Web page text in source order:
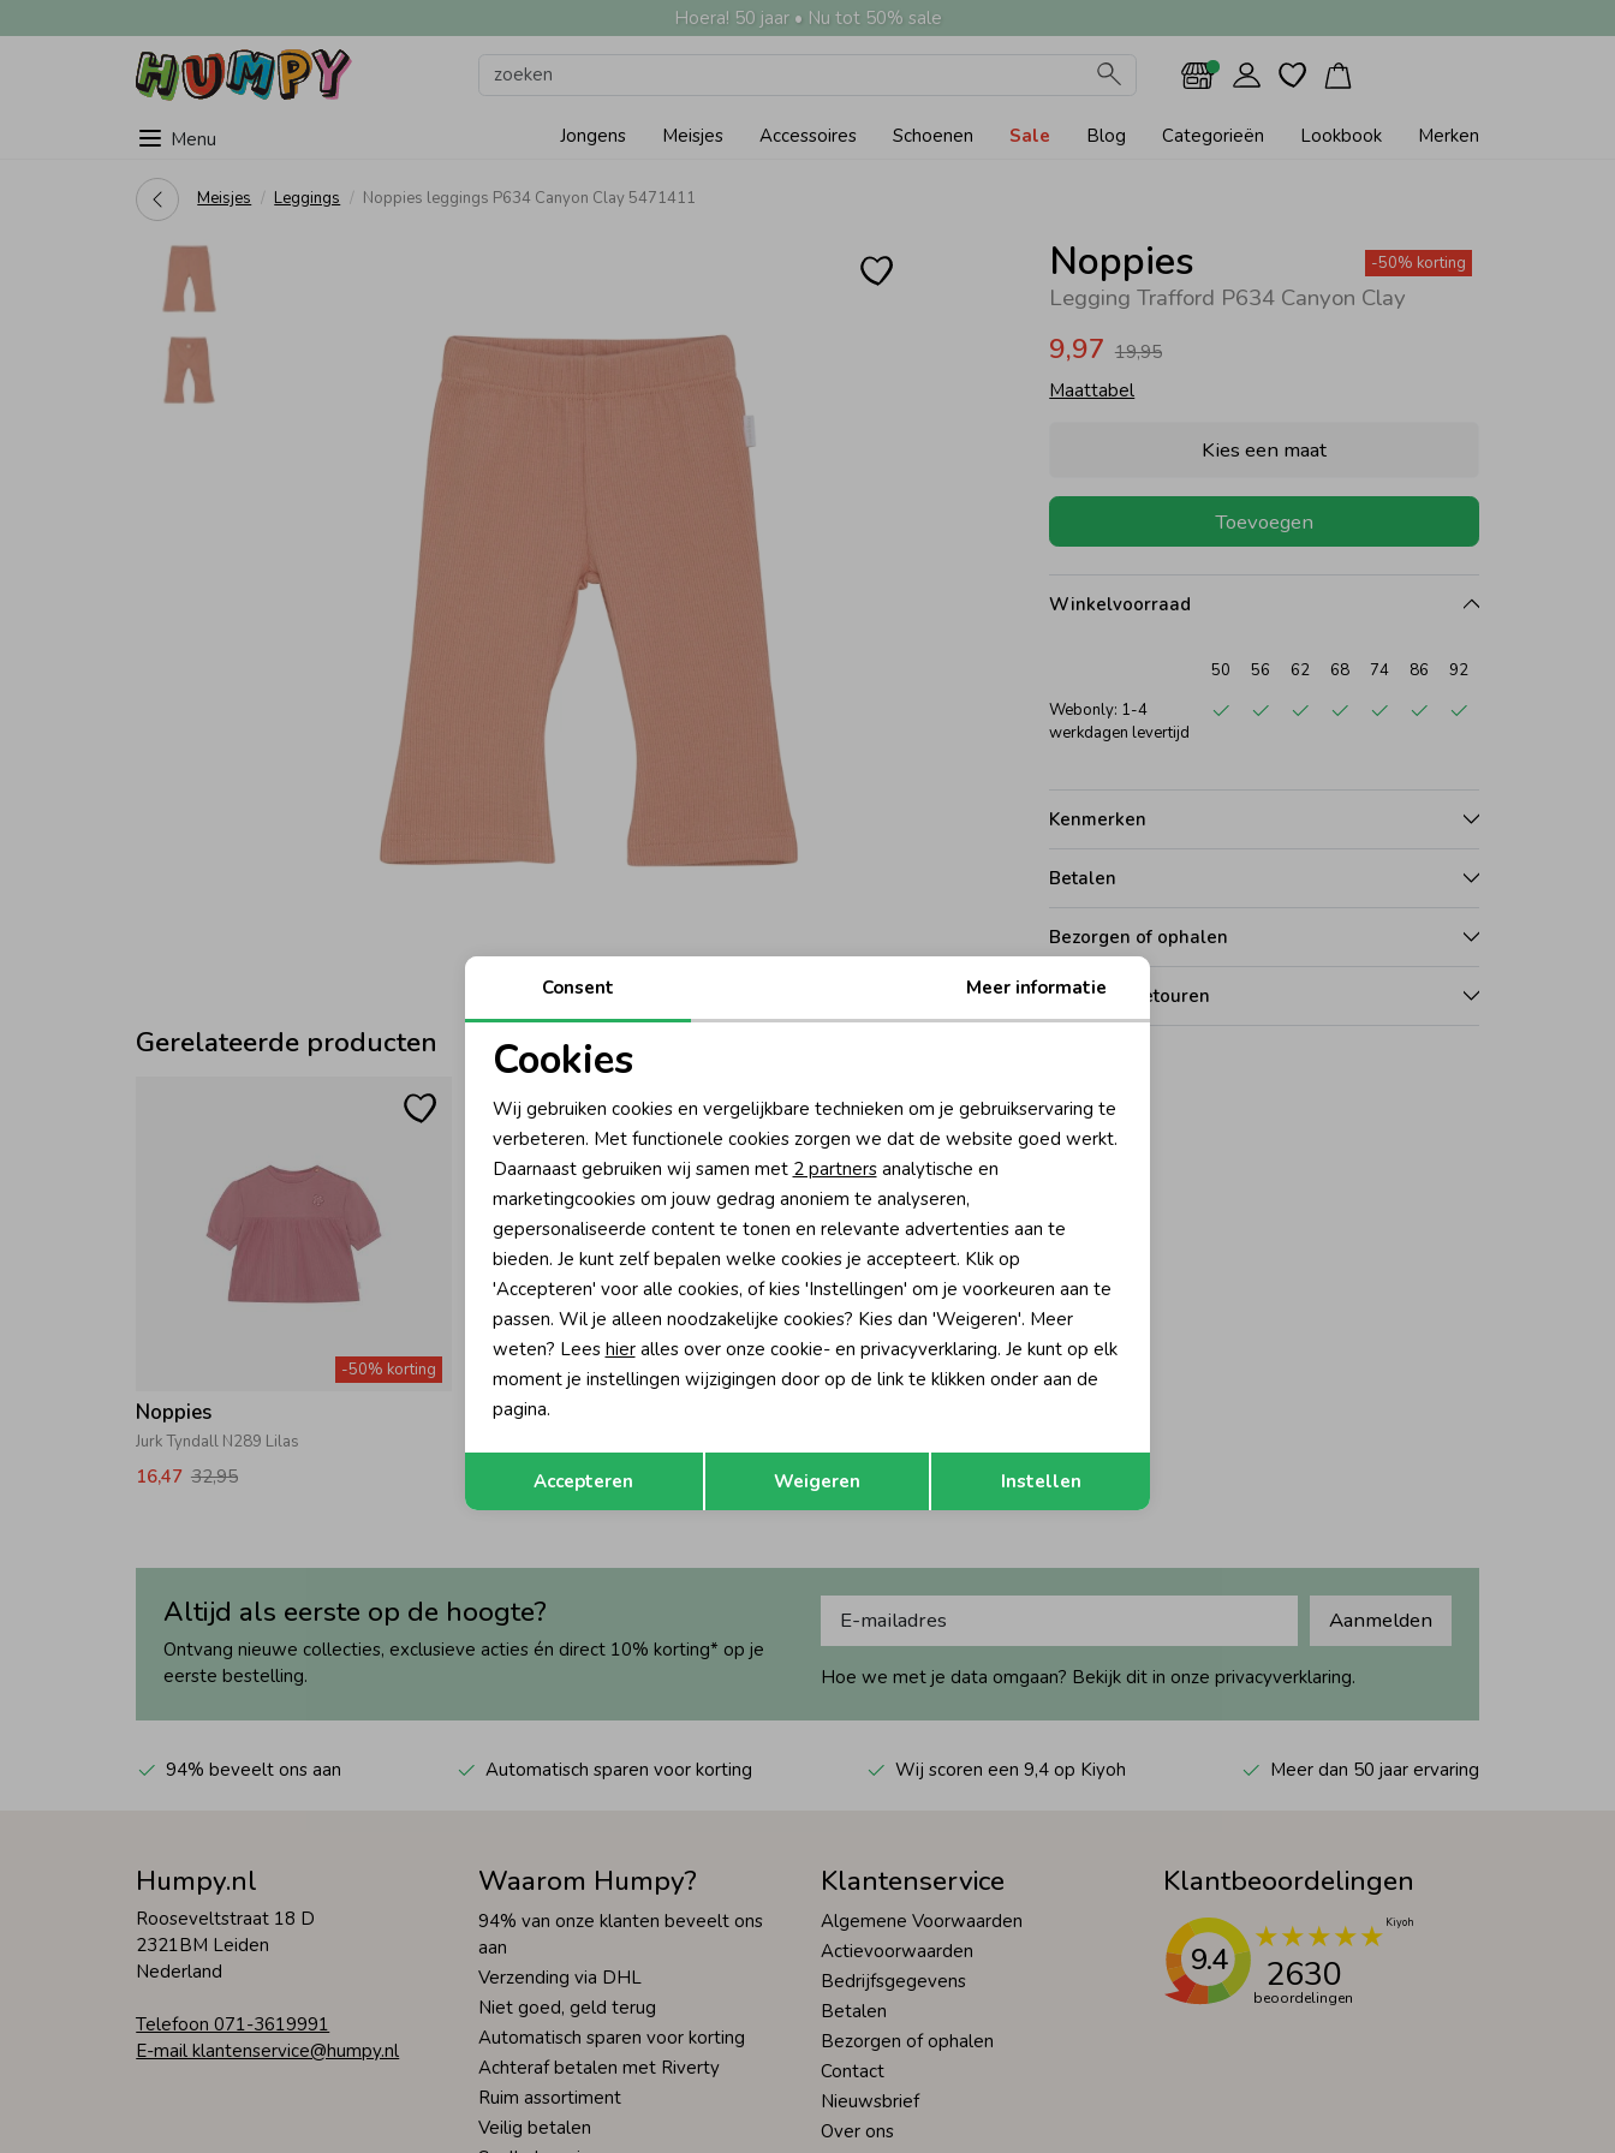
Hoera! 50 jaar • Nu tot 50% sale
Menu Jongens Meisjes Accessoires Schoenen Sale Blog Categorieën Lookbook Merken
Meisjes Leggings Noppies leggings P634 Canyon Clay 5471411
Noppies
Legging Trafford P634 Canyon Clay
-50% korting
9,97 19,95
Maattabel
Kies een maat
Toevoegen
Winkelvoorraad
50 56 62 68 74 86
92
Webonly: 1-4
werkdagen levertijd
Kenmerken
Betalen
Bezorgen of ophalen
Ruilen en retouren
Gerelateerde producten
-50% korting
Noppies
Jurk Tyndall N289 Lilas
16,47 32,95
-50% korting
Noppies
32,95
-50% korting
24,25
Altijd als eerste op de hoogte?
Ontvang nieuwe collecties, exclusieve acties én direct 10% korting* op je
eerste bestelling.
Aanmelden
Hoe we met je data omgaan? Bekijk dit in onze privacyverklaring.
94% beveelt ons aan Automatisch sparen voor korting Wij scoren een 9,4 op Kiyoh Meer dan 50 jaar ervaring
Humpy.nl
Rooseveltstraat 18 D
2321BM Leiden
Nederland
Telefoon 071-3619991
E-mail klantenservice@humpy.nl
Waarom Humpy?
94% van onze klanten beveelt ons
aan
Verzending via DHL
Niet goed, geld terug
Automatisch sparen voor korting
Achteraf betalen met Riverty
Ruim assortiment
Veilig betalen
Klantenservice
Algemene Voorwaarden
Actievoorwaarden
Bedrijfsgegevens
Betalen
Bezorgen of ophalen
Contact
Nieuwsbrief
Over ons
Klantbeoordelingen
9.4 2630
beoordelingen
Noodzakelijke cookies
Analytische cookies Marketing cookies
Terug Opslaan
Consent Meer informatie
Cookies
Wij gebruiken cookies en vergelijkbare technieken om je gebruikservaring te
verbeteren. Met functionele cookies zorgen we dat de website goed werkt.
Daarnaast gebruiken wij samen met 2 partnersanalytische en
marketingcookies om jouw gedrag anoniem te analyseren,
gepersonaliseerde content te tonen en relevante advertenties aan te
bieden. Je kunt zelf bepalen welke cookies je accepteert. Klik op
'Accepteren' voor alle cookies, of kies 'Instellingen' om je voorkeuren aan te
passen. Wil je alleen noodzakelijke cookies? Kies dan 'Weigeren'. Meer
weten? Lees hieralles over onze cookie- en privacyverklaring. Je kunt op elk
moment je instellingen wijzigingen door op de link te klikken onder aan de
pagina.
Accepteren Weigeren Instellen